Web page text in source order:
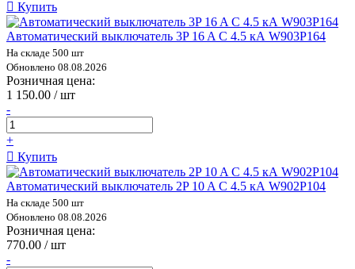
Купить
Автоматический выключатель 3P 16 A C 4.5 кА W903P164
На складе 500 шт
Обновлено 08.08.2026
Розничная цена:
1 150.00 / шт
-
+
Купить
Автоматический выключатель 2P 10 A C 4.5 кА W902P104
На складе 500 шт
Обновлено 08.08.2026
Розничная цена:
770.00 / шт
-